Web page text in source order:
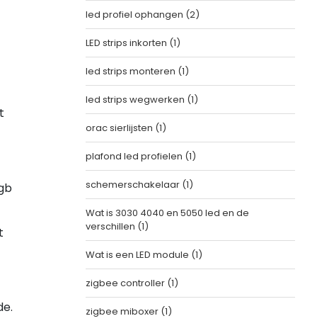
led profiel ophangen (2)
LED strips inkorten (1)
led strips monteren (1)
led strips wegwerken (1)
orac sierlijsten (1)
plafond led profielen (1)
schemerschakelaar (1)
Wat is 3030 4040 en 5050 led en de
verschillen (1)
Wat is een LED module (1)
zigbee controller (1)
zigbee miboxer (1)